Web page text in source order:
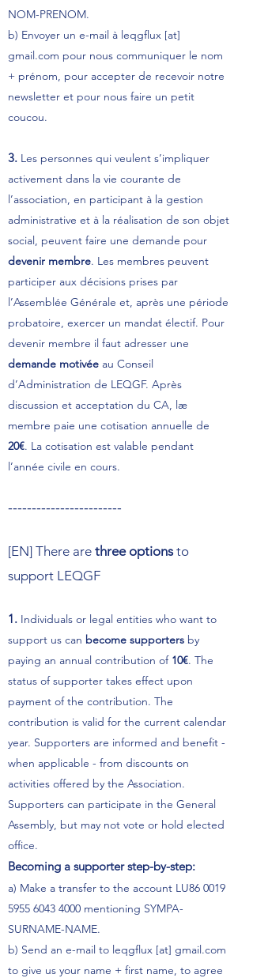
NOM-PRENOM.
b) Envoyer un e-mail à leqgflux [at]
gmail.com pour nous communiquer le nom
+ prénom, pour accepter de recevoir notre
newsletter et pour nous faire un petit
coucou.
3. Les personnes qui veulent s’impliquer
activement dans la vie courante de
l’association, en participant à la gestion
administrative et à la réalisation de son objet
social, peuvent faire une demande pour
devenir membre. Les membres peuvent
participer aux décisions prises par
l’Assemblée Générale et, après une période
probatoire, exercer un mandat électif. Pour
devenir membre il faut adresser une
demande motivée au Conseil
d’Administration de LEQGF. Après
discussion et acceptation du CA, læ
membre paie une cotisation annuelle de
20€. La cotisation est valable pendant
l’année civile en cours.
------------------------
[EN] There are three optionsto
support LEQGF
1. Individuals or legal entities who want to
support us can become supporters by
paying an annual contribution of 10€. The
status of supporter takes effect upon
payment of the contribution. The
contribution is valid for the current calendar
year. Supporters are informed and benefit -
when applicable - from discounts on
activities offered by the Association.
Supporters can participate in the General
Assembly, but may not vote or hold elected
office.
Becoming a supporter step-by-step:
a) Make a transfer to the account LU86 0019
5955 6043 4000 mentioning SYMPA-
SURNAME-NAME.
b) Send an e-mail to leqgflux [at] gmail.com
to give us your name + first name, to agree